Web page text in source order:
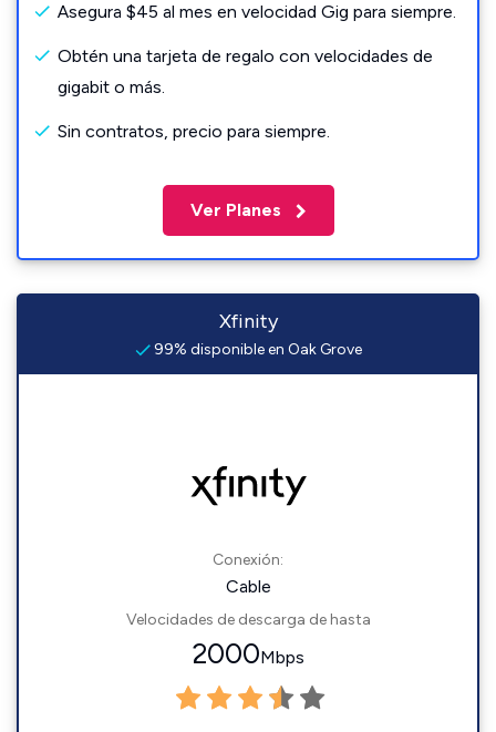
Asegura $45 al mes en velocidad Gig para siempre.
Obtén una tarjeta de regalo con velocidades de
gigabit o más.
Sin contratos, precio para siempre.
Ver Planes
Xfinity
99% disponible en Oak Grove
Conexión:
Cable
Velocidades de descarga de hasta
2000Mbps